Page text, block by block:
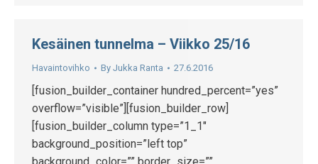
Kesäinen tunnelma – Viikko 25/16
Havaintovihko By Jukka Ranta 27.6.2016
[fusion_builder_container hundred_percent=”yes”
overflow=”visible”][fusion_builder_row]
[fusion_builder_column type=”1_1″
background_position=”left top”